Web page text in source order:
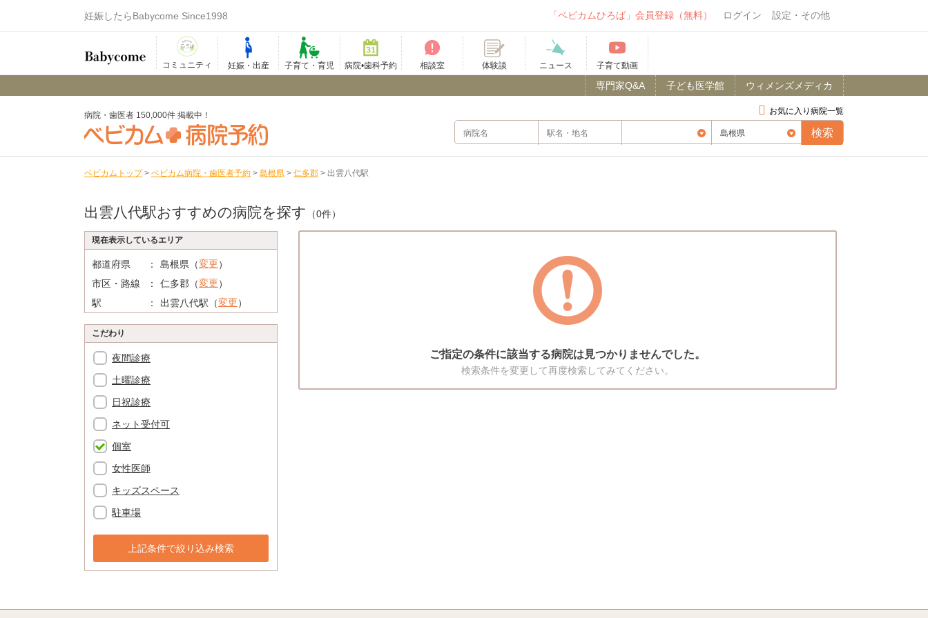
妊娠したらBabycome Since1998 「ベビカムひろば」会員登録（無料） ログイン 設定・その他
コミュニティ 妊娠・出産 子育て・育児 病院•歯科予約 相談室 体験談 ニュース 子育て動画
ウィメンズメディカ
子ども医学館
専門家Q&A
お気に入り病院一覧
病院・歯医者 150,000件 掲載中！
ベビカムトップ > ベビカム病院・歯医者予約 > 島根県 > 仁多郡 > 出雲八代駅
出雲八代駅おすすめの病院を探す （0件）
現在表示しているエリア
都道府県 島根県（変更）
市区・路線
仁多郡（変更）
駅
出雲八代駅（変更）
こだわり
夜間診療
土曜診療
日祝診療
ネット受付可
個室
女性医師
キッズスペース
駐車場
上記条件で絞り込み検索
ご指定の条件に該当する病院は見つかりませんでした。
検索条件を変更して再度検索してみてください。